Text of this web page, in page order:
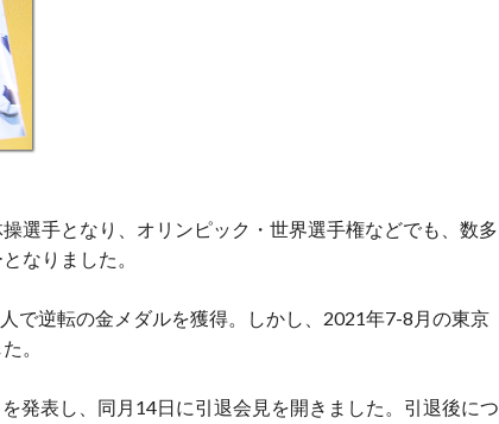
選手となり、オリンピック・世界選手権などでも、数多
なりました。
で逆転の金メダルを獲得。しかし、2021年7-8月の東京
。
発表し、同月14日に引退会見を開きました。引退後につ